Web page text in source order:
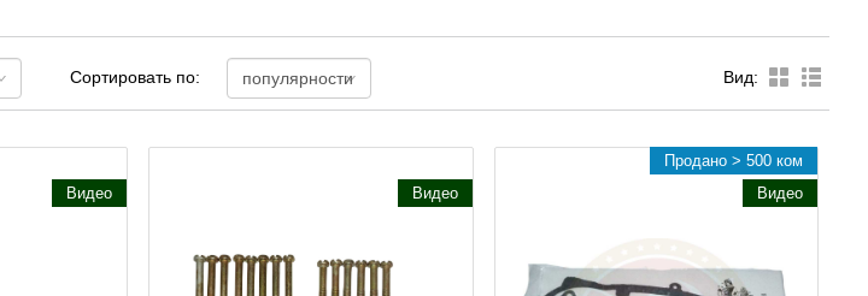
Вид:
Сортировать по:
Видео
Видео
Продано > 500 ком
Видео